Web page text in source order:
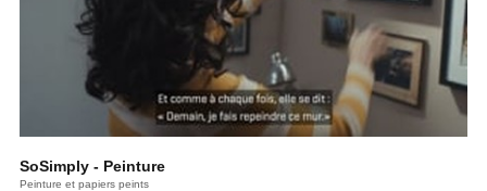
SoSimply - Peinture
Peinture et papiers peints